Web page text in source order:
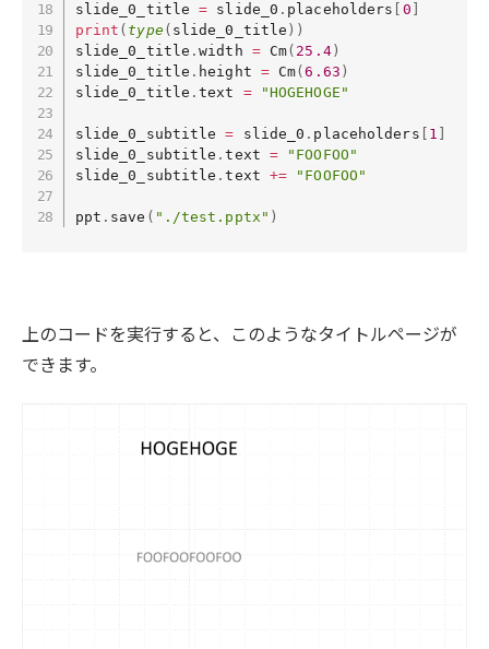
slide_0_title = slide_0 . placeholders 0
print ( type( slide_0_title ) )
slide_0_title .width = Cm( 25.4)
slide_0_title . height = Cm(6.63 )
slide_0_title .text = "HOGEHOGE"
slide_0_subtitle = slide_0 . placeholders 1
slide_0_subtitle .text =
"FOOFOO"
slide_0_subtitle .text += "FOOFOO"
ppt . save ( "./test.pptx" )
上のコードを実行すると、このようなタイトルページが
できます。